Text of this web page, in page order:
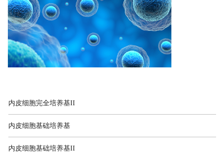
内皮细胞完全培养基II
内皮细胞基础培养基
内皮细胞基础培养基II